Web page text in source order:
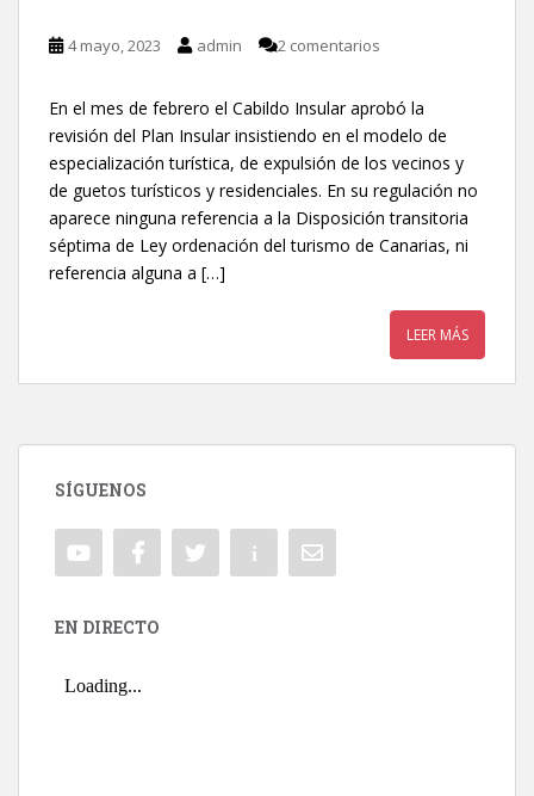
4 mayo, 2023 admin 2 comentarios
En el mes de febrero el Cabildo Insular aprobó la
revisión del Plan Insular insistiendo en el modelo de
especialización turística, de expulsión de los vecinos y
de guetos turísticos y residenciales. En su regulación no
aparece ninguna referencia a la Disposición transitoria
séptima de Ley ordenación del turismo de Canarias, ni
referencia alguna a […]
LEER MÁS
SÍGUENOS
EN DIRECTO